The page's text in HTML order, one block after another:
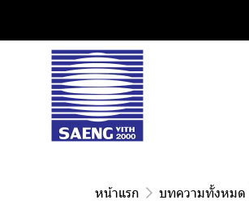
หน้าแรก บทความทั้งหมด